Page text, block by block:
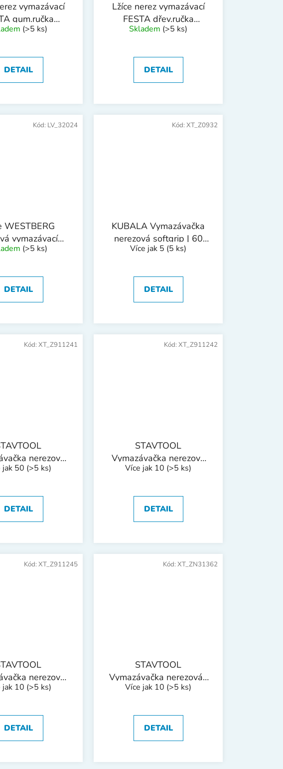
vymazávací
gum.ručka
100mm(>5 ks)
DETAIL
Lžíce nerez vymazávací
FESTA dřev.ručka
100mm
Skladem (>5 ks)
DETAIL
WESTBERG
vymazávací
(>5 ks)
DETAIL
Kód: LV_32024
KUBALA Vymazávačka
nerezová softgrip | 60
mm
Více jak 5 (5 ks)
DETAIL
Kód: XT_Z0932
nerezová
| 60 mm
jak 50 (>5 ks)
DETAIL
Kód: XT_Z911241
STAVTOOL
Vymazávačka nerezová
softgrip | 80 mm
Více jak 10 (>5 ks)
DETAIL
Kód: XT_Z911242
nerezová
| 30 mm
jak 10 (>5 ks)
DETAIL
Kód: XT_Z911245
STAVTOOL
Vymazávačka nerezová |
30 mm
Více jak 10 (>5 ks)
DETAIL
Kód: XT_ZN31362